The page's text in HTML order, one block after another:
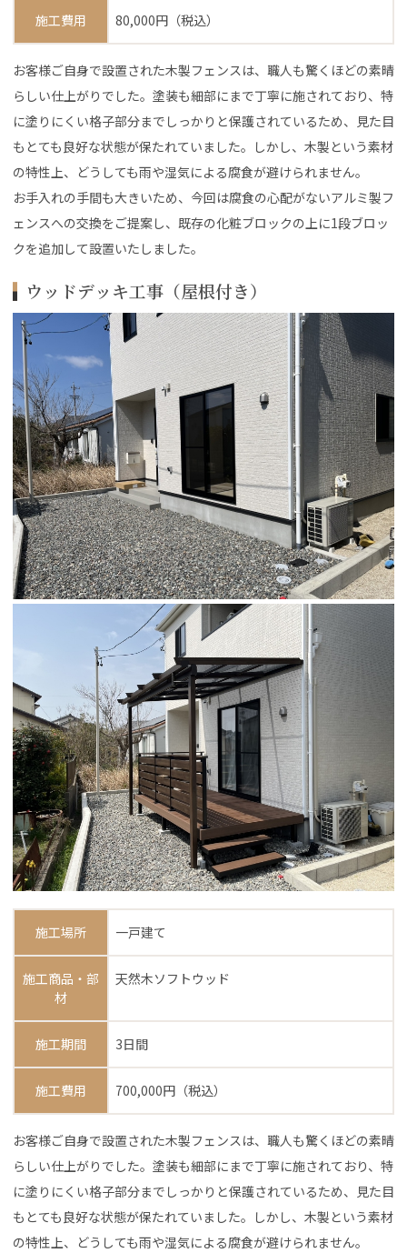
施工費用 80,000円（税込）
お客様ご自身で設置された木製フェンスは、職人も驚くほどの素晴
らしい仕上がりでした。塗装も細部にまで丁寧に施されており、特
に塗りにくい格子部分までしっかりと保護されているため、見た目
もとても良好な状態が保たれていました。しかし、木製という素材
の特性上、どうしても雨や湿気による腐食が避けられません。
お手入れの手間も大きいため、今回は腐食の心配がないアルミ製フ
ェンスへの交換をご提案し、既存の化粧ブロックの上に1段ブロッ
クを追加して設置いたしました。
ウッドデッキ工事（屋根付き）
施工場所 一戸建て
施工商品・部
材
天然木ソフトウッド
施工期間 3日間
施工費用 700,000円（税込）
お客様ご自身で設置された木製フェンスは、職人も驚くほどの素晴
らしい仕上がりでした。塗装も細部にまで丁寧に施されており、特
に塗りにくい格子部分までしっかりと保護されているため、見た目
もとても良好な状態が保たれていました。しかし、木製という素材
の特性上、どうしても雨や湿気による腐食が避けられません。